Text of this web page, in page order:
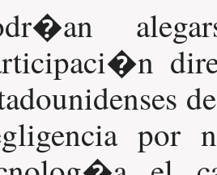
por